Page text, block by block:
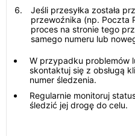
Jeśli przesyłka została
przewoźnika (np. Poczta
proces na stronie tego
samego numeru lub
W przypadku problemów
skontaktuj się z obsługą
numer śledzenia.
Regularnie monitoruj
śledzić jej drogę do celu.